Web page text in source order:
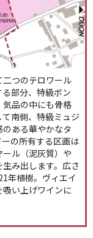
つのテロワール
部分、特級ボン
品の中にも骨格
南側、特級ミュジ
ある華やかなタ
の所有する区画は
ル（泥灰質）や
み出します。広さ
年植樹。ヴィエイ
い上げワインに